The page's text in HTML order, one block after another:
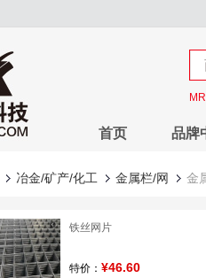
首页 品牌
冶金/矿产/化工 金属栏/网 金
铁丝网片
特价： ¥46.60